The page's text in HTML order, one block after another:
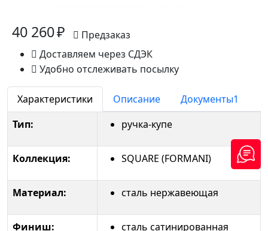
40 260 ₽
Предзаказ
Доставляем через СДЭК
Удобно отслеживать посылку
Характеристики Описание Документы1
Тип:
ручка-купе
Коллекция: SQUARE (FORMANI)
Материал: сталь нержавеющая
Финиш: сталь сатинированная